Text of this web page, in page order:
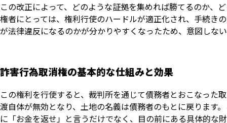
この改正によって、どのような証拠を集めれば勝てるのか、
権者にとっては、権利行使のハードルが適正化され、手続き
が法律違反になるのかが分かりやすくなったため、意図しな
詐害行為取消権の基本的な仕組みと効果
この権利を行使すると、裁判所を通じて債務者とおこなった
渡自体が無効となり、土地の名義は債務者のもとに戻ります
に「お金を返せ」と言うだけでなく、目の前にある具体的な